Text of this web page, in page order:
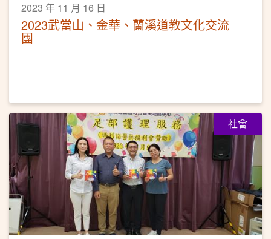
2023 年 11 月 16 日
2023武當山、金華、蘭溪道教文化交流
團
社會